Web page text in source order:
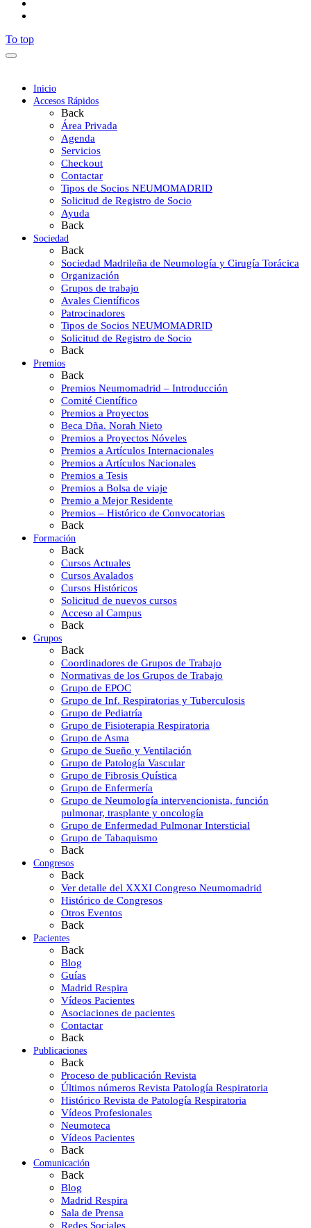
To top
Inicio
Accesos Rápidos
Back
Área Privada
Agenda
Servicios
Checkout
Contactar
Tipos de Socios NEUMOMADRID
Solicitud de Registro de Socio
Ayuda
Back
Sociedad
Back
Sociedad Madrileña de Neumología y Cirugía Torácica
Organización
Grupos de trabajo
Avales Científicos
Patrocinadores
Tipos de Socios NEUMOMADRID
Solicitud de Registro de Socio
Back
Premios
Back
Premios Neumomadrid – Introducción
Comité Científico
Premios a Proyectos
Beca Dña. Norah Nieto
Premios a Proyectos Nóveles
Premios a Artículos Internacionales
Premios a Artículos Nacionales
Premios a Tesis
Premios a Bolsa de viaje
Premio a Mejor Residente
Premios – Histórico de Convocatorias
Back
Formación
Back
Cursos Actuales
Cursos Avalados
Cursos Históricos
Solicitud de nuevos cursos
Acceso al Campus
Back
Grupos
Back
Coordinadores de Grupos de Trabajo
Normativas de los Grupos de Trabajo
Grupo de EPOC
Grupo de Inf. Respiratorias y Tuberculosis
Grupo de Pediatría
Grupo de Fisioterapia Respiratoria
Grupo de Asma
Grupo de Sueño y Ventilación
Grupo de Patología Vascular
Grupo de Fibrosis Quística
Grupo de Enfermería
Grupo de Neumología intervencionista, función
pulmonar, trasplante y oncología
Grupo de Enfermedad Pulmonar Intersticial
Grupo de Tabaquismo
Back
Congresos
Back
Ver detalle del XXXI Congreso Neumomadrid
Histórico de Congresos
Otros Eventos
Back
Pacientes
Back
Blog
Guías
Madrid Respira
Vídeos Pacientes
Asociaciones de pacientes
Contactar
Back
Publicaciones
Back
Proceso de publicación Revista
Últimos números Revista Patología Respiratoria
Histórico Revista de Patología Respiratoria
Vídeos Profesionales
Neumoteca
Vídeos Pacientes
Back
Comunicación
Back
Blog
Madrid Respira
Sala de Prensa
Redes Sociales